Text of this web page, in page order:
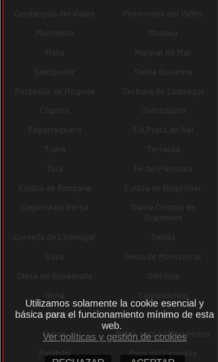
Cerdanyola del Vallès
Montornès del Vallès
Montmeló
Manlleu
Malla
Malgrat de Mar
Santpedor
Santa Susanna
Perpètua de Mogoda
Corbera de Llobregat
Copons
Collsuspina
Esparreguera
Els Prats de Rei
Tiana
Terrassa
Teià
Fe del Penedès
Eulàlia de Ronçana
Eulàlia de Riuprimer
Eugènia de Berga
Santa Coloma de
Gramenet
Cornellà de Llobregat
Gelida
Gavà
Olesa de Montserrat
Olesa de Bonesvalls
Olèrdola
dena
Castelldefels
Castellcir
Cardona
Navas
Palau-solità i Plegamans
Palafolls
Pacs del Penedès
Utilizamos solamente la cookie esencial y
básica para el funcionamiento mínimo de esta
web.
Ver políticas y gestión de cookies